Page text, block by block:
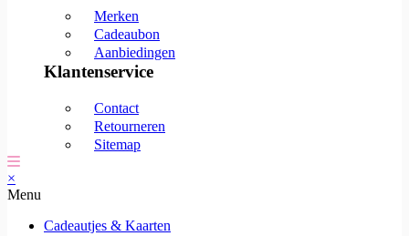
Merken
Cadeaubon
Aanbiedingen
Klantenservice
Contact
Retourneren
Sitemap
×
Menu
Cadeautjes & Kaarten